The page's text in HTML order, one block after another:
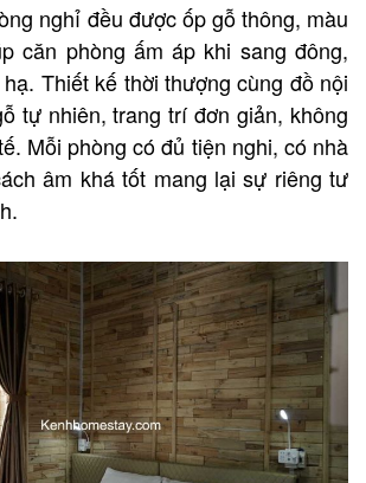
nghỉ đều được ốp gỗ thông, màu
căn phòng ấm áp khi sang đông,
Thiết kế thời thượng cùng đồ nội
tự nhiên, trang trí đơn giản, không
Mỗi phòng có đủ tiện nghi, có nhà
âm khá tốt mang lại sự riêng tư